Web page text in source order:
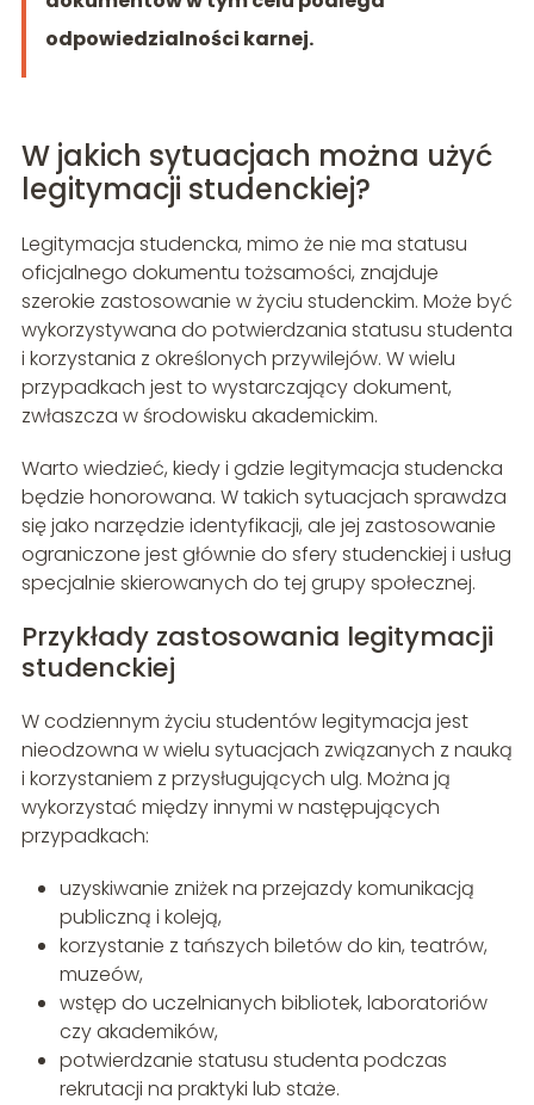
odpowiedzialności karnej.
W jakich sytuacjach można użyć
legitymacji studenckiej?
Legitymacja studencka, mimo że nie ma statusu
oficjalnego dokumentu tożsamości, znajduje
szerokie zastosowanie w życiu studenckim. Może być
wykorzystywana do potwierdzania statusu studenta
i korzystania z określonych przywilejów. W wielu
przypadkach jest to wystarczający dokument,
zwłaszcza w środowisku akademickim.
Warto wiedzieć, kiedy i gdzie legitymacja studencka
będzie honorowana. W takich sytuacjach sprawdza
się jako narzędzie identyfikacji, ale jej zastosowanie
ograniczone jest głównie do sfery studenckiej i usług
specjalnie skierowanych do tej grupy społecznej.
Przykłady zastosowania legitymacji
studenckiej
W codziennym życiu studentów legitymacja jest
nieodzowna w wielu sytuacjach związanych z nauką
i korzystaniem z przysługujących ulg. Można ją
wykorzystać między innymi w następujących
przypadkach:
uzyskiwanie zniżek na przejazdy komunikacją
publiczną i koleją,
korzystanie z tańszych biletów do kin, teatrów,
muzeów,
wstęp do uczelnianych bibliotek, laboratoriów
czy akademików,
potwierdzanie statusu studenta podczas
rekrutacji na praktyki lub staże.